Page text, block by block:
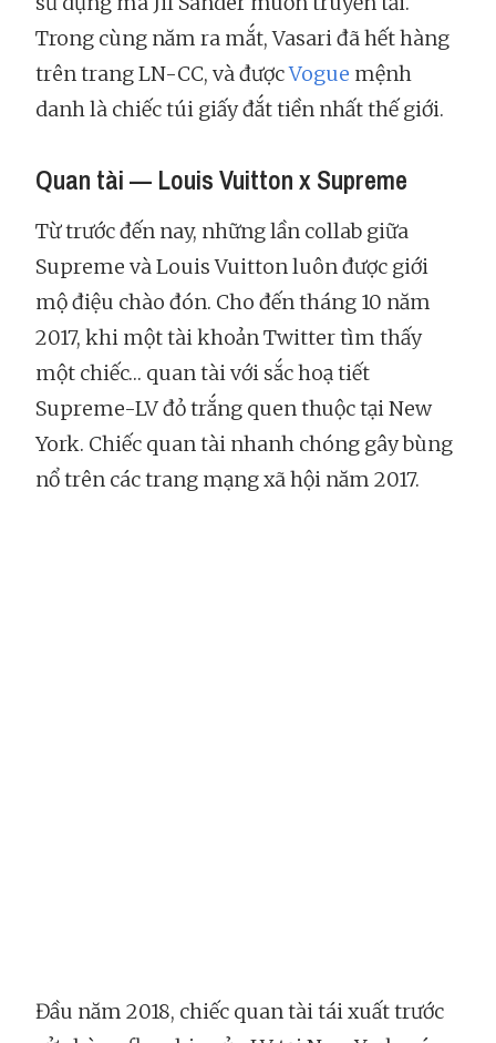
Trong cùng năm ra mắt, Vasari đã hết hàng
trên trang LN-CC, và đượcVogue mệnh
danh là chiếc túi giấy đắt tiền nhất thế giới.
Quan tài — Louis Vuitton x Supreme
Từ trước đến nay, những lần collab giữa
Supreme và Louis Vuitton luôn được giới
mộ điệu chào đón. Cho đến tháng 10 năm
2017, khi một tài khoản Twitter tìm thấy
một chiếc… quan tài với sắc hoạ tiết
Supreme-LV đỏ trắng quen thuộc tại New
York. Chiếc quan tài nhanh chóng gây bùng
nổ trên các trang mạng xã hội năm 2017.
Đầu năm 2018, chiếc quan tài tái xuất trước